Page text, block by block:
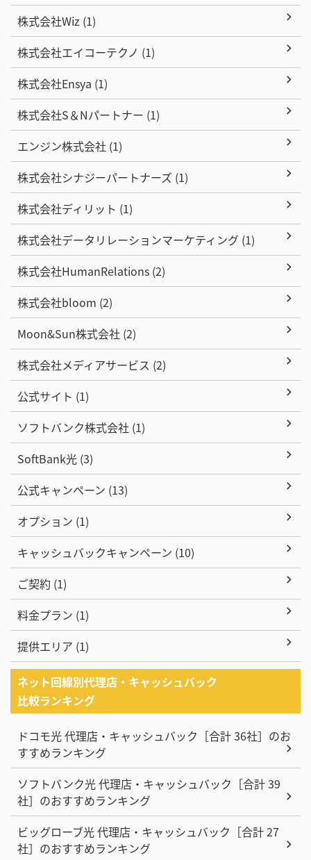
株式会社Wiz (1)
株式会社エイコーテクノ (1)
株式会社Ensya (1)
株式会社S＆Nパートナー (1)
エンジン株式会社 (1)
株式会社シナジーパートナーズ (1)
株式会社ディリット (1)
株式会社データリレーションマーケティング (1)
株式会社HumanRelations (2)
株式会社bloom (2)
Moon&Sun株式会社 (2)
株式会社メディアサービス (2)
公式サイト (1)
ソフトバンク株式会社 (1)
SoftBank光 (3)
公式キャンペーン (13)
オプション (1)
キャッシュバックキャンペーン (10)
ご契約 (1)
料金プラン (1)
提供エリア (1)
ネット回線別代理店・キャッシュバック
比較ランキング
ドコモ光 代理店・キャッシュバック［合計 36社］のお
すすめランキング
ソフトバンク光 代理店・キャッシュバック［合計 39
社］のおすすめランキング
ビッグローブ光 代理店・キャッシュバック［合計 27
社］のおすすめランキング